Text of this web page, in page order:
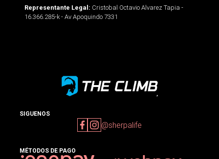
Representante Legal: Cristobal Octavio Alvarez Tapia -
16.366.285-k - Av Apoquindo 7331
SIGUENOS
@sherpalife
MÉTODOS DE PAGO